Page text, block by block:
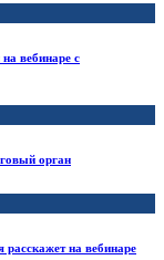
вебинаре с
орган
расскажет на вебинаре